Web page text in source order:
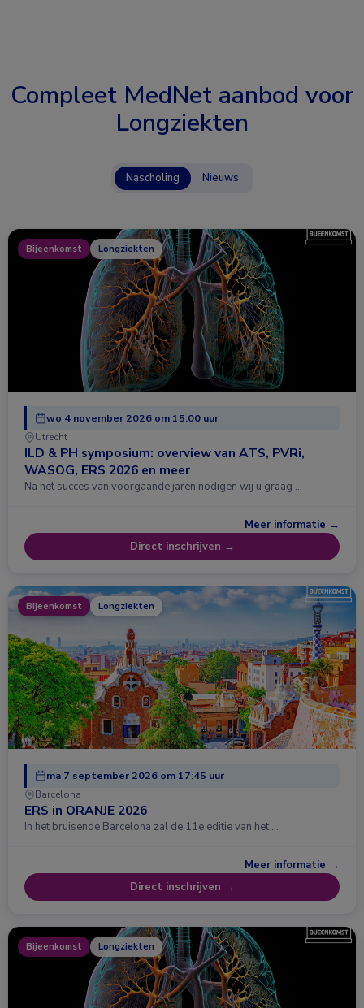
Compleet MedNet aanbod voor
Longziekten
Nascholing Nieuws
Bijeenkomst Longziekten
wo 4 november 2026 om 15:00 uur
Utrecht
ILD & PH symposium: overview van ATS, PVRi,
WASOG, ERS 2026 en meer
Na het succes van voorgaande jaren nodigen wij u graag …
Meer informatie →
Direct inschrijven →
Bijeenkomst Longziekten
ma 7 september 2026 om 17:45 uur
Barcelona
ERS in ORANJE 2026
In het bruisende Barcelona zal de 11e editie van het …
Meer informatie →
Direct inschrijven →
Bijeenkomst Longziekten